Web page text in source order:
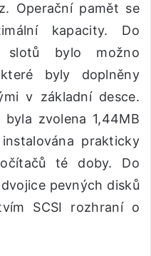
Operační pamět se
kapacity. Do
slotů bylo možno
byly doplněny
v základní desce.
zvolena 1,44MB
prakticky
té doby. Do
pevných disků
SCSI rozhraní o